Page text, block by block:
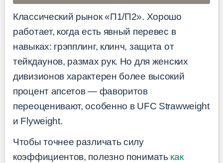
Классический рынок «П1/П2». Хорошо
работает, когда есть явный перевес в
навыках: грэпплинг, клинч, защита от
тейкдаунов, размах рук. Но для женских
дивизионов характерен более высокий
процент апсетов — фаворитов
переоценивают, особенно в UFC Strawweight
и Flyweight.
Чтобы точнее различать силу
коэффициентов, полезно понимать как